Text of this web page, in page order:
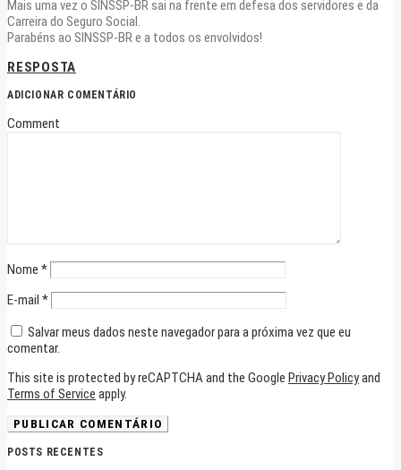
Mais uma vez o SINSSP-BR sai na frente em defesa dos servidores e da
Carreira do Seguro Social.
Parabéns ao SINSSP-BR e a todos os envolvidos!
RESPOSTA
ADICIONAR COMENTÁRIO
Comment
Nome *
E-mail *
Salvar meus dados neste navegador para a próxima vez que eu
comentar.
This site is protected by reCAPTCHA and the Google Privacy Policyand
Terms of Service apply.
POSTS RECENTES